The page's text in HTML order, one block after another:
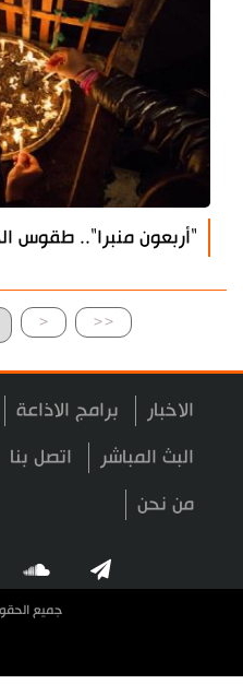
"أربعون منبرا".. طقوس
< <<
الاخبار برامج الاذاعة
البث المباشر اتصل بنا
من نحن
جميع